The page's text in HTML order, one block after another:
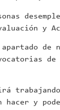
y
hacer y